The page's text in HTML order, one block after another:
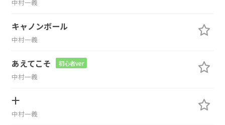
中村一義
キャノンボール
中村一義
あえてこそ 初心者ver
中村一義
十
中村一義